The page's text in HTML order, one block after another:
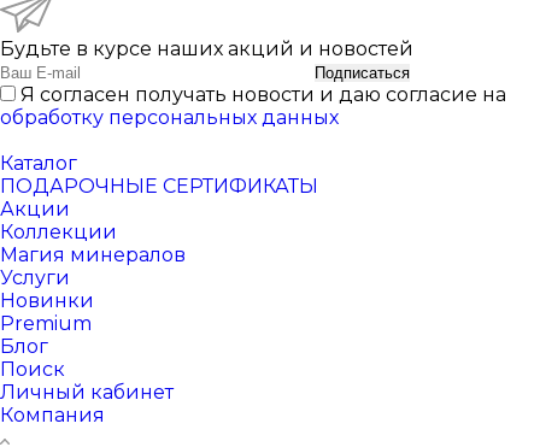
Будьте в курсе наших акций и новостей
Подписаться
Я согласен получать новости и даю согласие на
обработку персональных данных
Каталог
ПОДАРОЧНЫЕ СЕРТИФИКАТЫ
Акции
Коллекции
Магия минералов
Услуги
Новинки
Premium
Блог
Поиск
Личный кабинет
Компания